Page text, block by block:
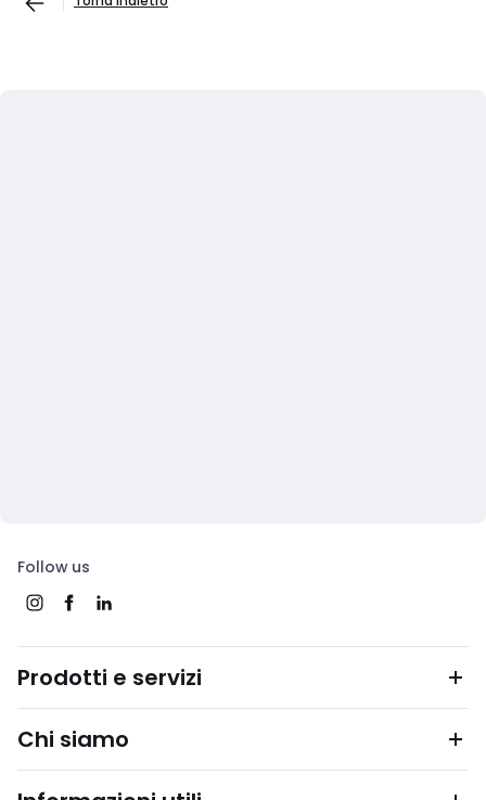
Follow us
Prodotti e servizi
Chi siamo